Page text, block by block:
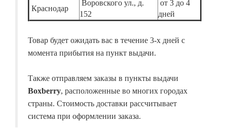
Краснодар
Воровского ул., д.
152
от 3 до 4
дней
Товар будет ожидать вас в течение 3-х дней с
момента прибытия на пункт выдачи.
Также отправляем заказы в пункты выдачи
Boxberry, расположенные во многих городах
страны. Стоимость доставки рассчитывает
система при оформлении заказа.